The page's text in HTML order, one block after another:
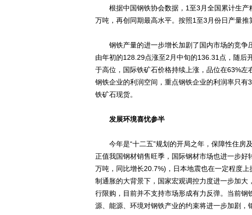
根据中国钢铁协会数据，1至3月全国累计生产
万吨，再创同期最高水平。按照1至3月份日产量推
钢铁产量的进一步增长加剧了国内市场的竞争
由年初的128.29点涨至2月中旬的136.31点，随后
于高位，国际铁矿石价格持续上涨，品位在63%
钢铁企业的利润空间，重点钢铁企业的利润率只
铁矿石现货。
发展环境喜忧参半
今年是“十二五”规划的开局之年，保障性住房
正值我国钢材销售旺季，国际钢材市场也进一步
万吨，同比增长20.7%)，日本地震也在一定程度
制通胀的大背景下，国家宏观调控力度进一步加
行限购，目前并不支持市场形成有力反弹。当前
源、能源、环境对钢铁产业的约束将进一步加剧，